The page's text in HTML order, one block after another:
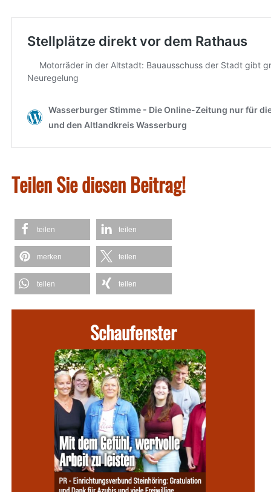
Teilen Sie diesen Beitrag!
teilen teilen
merken teilen
teilen teilen
Schaufenster